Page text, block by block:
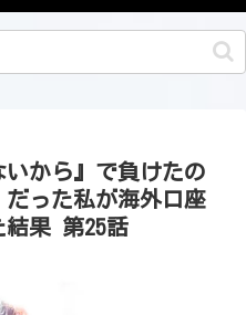
から』で負けたの
った私が海外口座
結果 第25話